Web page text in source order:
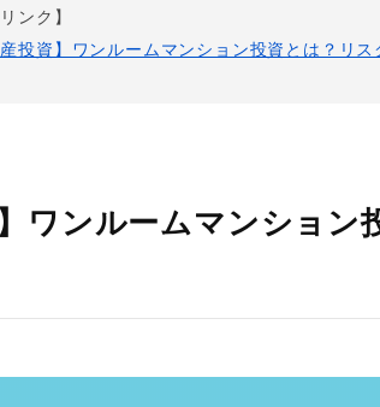
ンク】
産投資】ワンルームマンション投資とは？リ
】ワンルームマンション